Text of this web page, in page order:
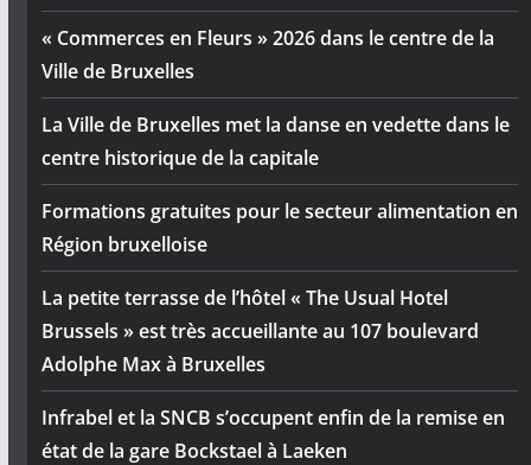
« Commerces en Fleurs » 2026 dans le centre de la
Ville de Bruxelles
La Ville de Bruxelles met la danse en vedette dans le
centre historique de la capitale
Formations gratuites pour le secteur alimentation en
Région bruxelloise
La petite terrasse de l’hôtel « The Usual Hotel
Brussels » est très accueillante au 107 boulevard
Adolphe Max à Bruxelles
Infrabel et la SNCB s’occupent enfin de la remise en
état de la gare Bockstael à Laeken